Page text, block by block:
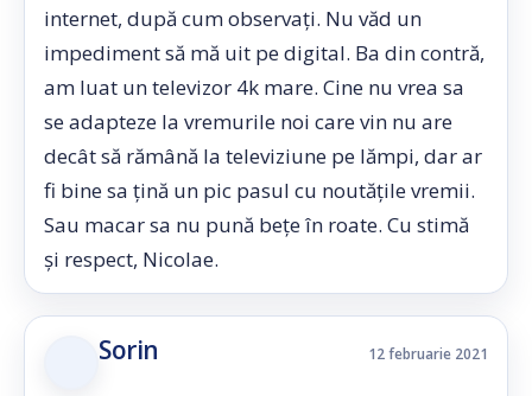
internet, după cum observați. Nu văd un
impediment să mă uit pe digital. Ba din contră,
am luat un televizor 4k mare. Cine nu vrea sa
se adapteze la vremurile noi care vin nu are
decât să rămână la televiziune pe lămpi, dar ar
fi bine sa țină un pic pasul cu noutățile vremii.
Sau macar sa nu pună bețe în roate. Cu stimă
și respect, Nicolae.
Sorin 12 februarie 2021